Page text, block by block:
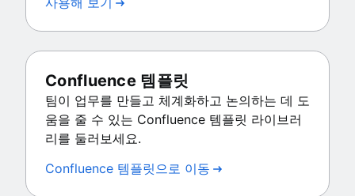
Confluence 템플릿
팀이 업무를 만들고 체계화하고 논의하는 데 도
움을 줄 수 있는 Confluence 템플릿 라이브러
리를 둘러보세요.
Confluence 템플릿으로 이동